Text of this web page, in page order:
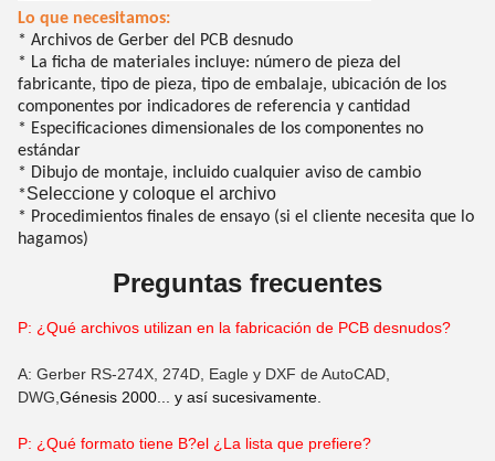
Lo que necesitamos:
* Archivos de Gerber del PCB desnudo
* La ficha de materiales incluye: número de pieza del
fabricante, tipo de pieza, tipo de embalaje, ubicación de los
componentes por indicadores de referencia y cantidad
* Especificaciones dimensionales de los componentes no
estándar
* Dibujo de montaje, incluido cualquier aviso de cambio
*Seleccione y coloque el archivo
* Procedimientos finales de ensayo (si el cliente necesita que lo
hagamos)
Preguntas frecuentes
P: ¿Qué archivos utilizan en la fabricación de PCB desnudos?
A: Gerber RS-274X, 274D, Eagle y DXF de AutoCAD,
DWG, Génesis 2000... y así sucesivamente.
P: ¿Qué formato tiene B?el ¿La lista que prefiere?